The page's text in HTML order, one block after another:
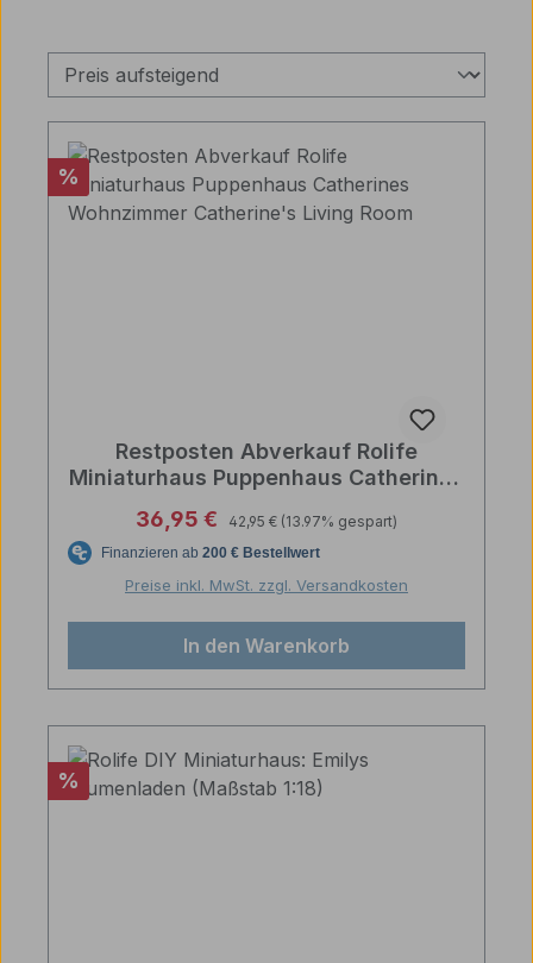
Rabatt
%
Restposten Abverkauf Rolife
Miniaturhaus Puppenhaus Catherines
Room
Verkaufspreis:
36,95 € Regulärer Preis:
42,95 € (13.97% gespart)
Preise inkl. MwSt. zzgl. Versandkosten
In den Warenkorb
Rabatt
%